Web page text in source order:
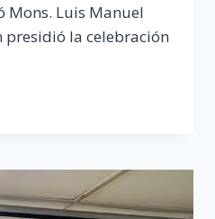
Mons. Luis Manuel
presidió la celebración